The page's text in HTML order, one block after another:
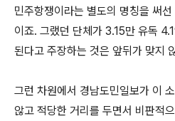
민주항쟁이라는 별도의 명칭을 써
이죠. 그랬던 단체가 3.15만 유독
된다고 주장하는 것은 앞뒤가 맞지
그런 차원에서 경남도민일보가 이
않고 적당한 거리를 두면서 비판적